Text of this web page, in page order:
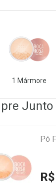
1 Mármore
Junto
Pó